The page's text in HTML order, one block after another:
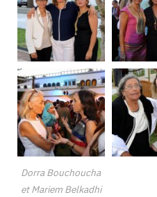
Dorra Bouchoucha
et Mariem Belkadhi